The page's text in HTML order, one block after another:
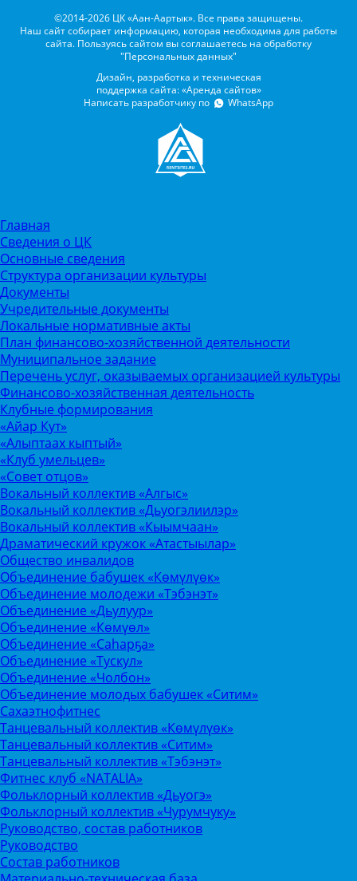
©2014-2026 ЦК «Аан-Аартык». Все права защищены.
Наш сайт собирает информацию, которая необходима для работы
сайта. Пользуясь сайтом вы соглашаетесь на обработку
"Персональных данных"
Дизайн, разработка и техническая
поддержка сайта: «Аренда сайтов»
Написать разработчику по
WhatsApp
Главная
Сведения о ЦК
Основные сведения
Структура организации культуры
Документы
Учредительные документы
Локальные нормативные акты
План финансово-хозяйственной деятельности
Муниципальное задание
Перечень услуг, оказываемых организацией культуры
Финансово-хозяйственная деятельность
Клубные формирования
«Айар Кут»
«Алыптаах кыптый»
«Клуб умельцев»
«Совет отцов»
Вокальный коллектив «Алгыс»
Вокальный коллектив «Дьуогэлиилэр»
Вокальный коллектив «Кыымчаан»
Драматический кружок «Атастыылар»
Общество инвалидов
Объединение бабушек «Көмүлүөк»
Объединение молодежи «Тэбэнэт»
Объединение «Дьулуур»
Объединение «Көмүөл»
Объединение «Саhарҕа»
Объединение «Тускул»
Объединение «Чолбон»
Объединение молодых бабушек «Ситим»
Сахаэтнофитнес
Танцевальный коллектив «Көмүлүөк»
Танцевальный коллектив «Ситим»
Танцевальный коллектив «Тэбэнэт»
Фитнес клуб «NATALIA»
Фольклорный коллектив «Дьуогэ»
Фольклорный коллектив «Чурумчуку»
Руководство, состав работников
Руководство
Состав работников